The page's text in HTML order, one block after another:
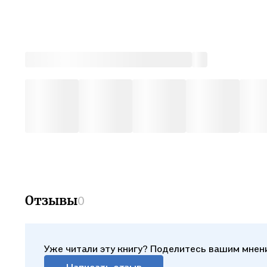
Отзывы0
Уже читали эту книгу? Поделитесь вашим